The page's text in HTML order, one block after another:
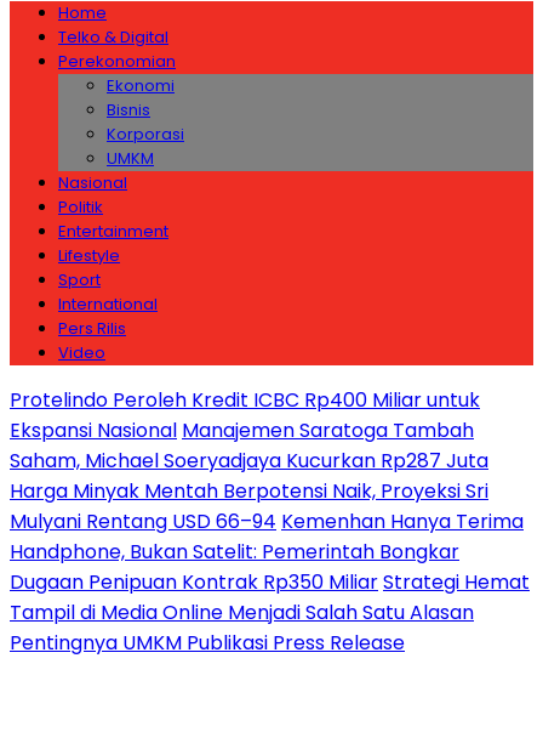
Home
Telko & Digital
Perekonomian
Ekonomi
Bisnis
Korporasi
UMKM
Nasional
Politik
Entertainment
Lifestyle
Sport
International
Pers Rilis
Video
Protelindo Peroleh Kredit ICBC Rp400 Miliar untuk
Ekspansi Nasional Manajemen Saratoga Tambah
Saham, Michael Soeryadjaya Kucurkan Rp287 Juta
Harga Minyak Mentah Berpotensi Naik, Proyeksi Sri
Mulyani Rentang USD 66–94 Kemenhan Hanya Terima
Handphone, Bukan Satelit: Pemerintah Bongkar
Dugaan Penipuan Kontrak Rp350 MiliarStrategi Hemat
Tampil di Media Online Menjadi Salah Satu Alasan
Pentingnya UMKM Publikasi Press Release